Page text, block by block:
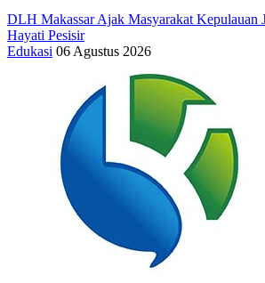
DLH Makassar Ajak Masyarakat Kepulauan
Hayati Pesisir
Edukasi 06 Agustus 2026